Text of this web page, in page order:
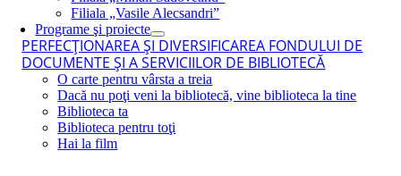
Filiala „Vasile Alecsandri”
Programe şi proiecte
PERFECŢIONAREA ŞI DIVERSIFICAREA FONDULUI DE
DOCUMENTE ŞI A SERVICIILOR DE BIBLIOTECĂ
O carte pentru vârsta a treia
Dacă nu poţi veni la bibliotecă, vine biblioteca la tine
Biblioteca ta
Biblioteca pentru toţi
Hai la film